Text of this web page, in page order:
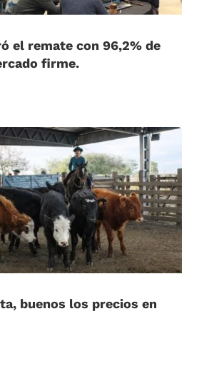
el remate con 96,2% de
firme.
buenos los precios en